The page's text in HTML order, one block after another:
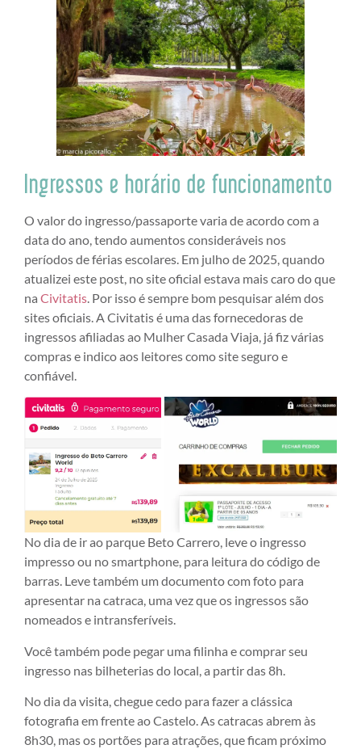
Ingressos e horário de funcionamento
O valor do ingresso/passaporte varia de acordo com a
data do ano, tendo aumentos consideráveis nos
períodos de férias escolares. Em julho de 2025, quando
atualizei este post, no site oficial estava mais caro do que
na Civitatis . Por isso é sempre bom pesquisar além dos
sites oficiais. A Civitatis é uma das fornecedoras de
ingressos afiliadas ao Mulher Casada Viaja, já fiz várias
compras e indico aos leitores como site seguro e
confiável.
No dia de ir ao parque Beto Carrero, leve o ingresso
impresso ou no smartphone, para leitura do código de
barras. Leve também um documento com foto para
apresentar na catraca, uma vez que os ingressos são
nomeados e intransferíveis.
Você também pode pegar uma filinha e comprar seu
ingresso nas bilheterias do local, a partir das 8h.
No dia da visita, chegue cedo para fazer a clássica
fotografia em frente ao Castelo. As catracas abrem às
8h30, mas os portões para atrações, que ficam próximo